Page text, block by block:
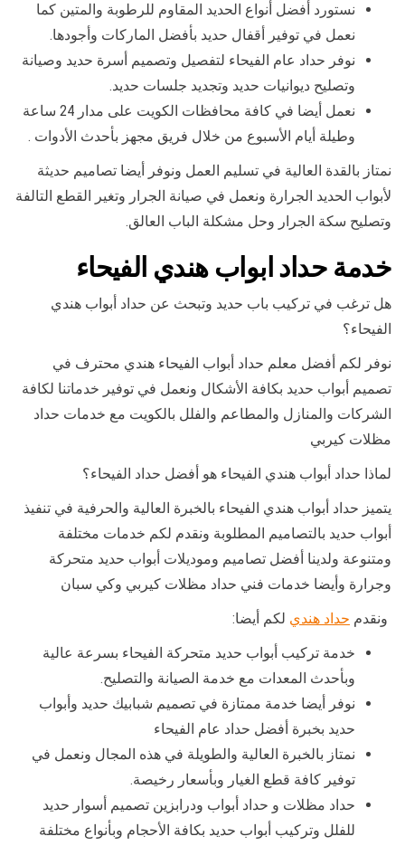
نستورد أفضل أنواع الحديد المقاوم للرطوبة والمتين كما
نعمل في توفير أقفال حديد بأفضل الماركات وأجودها.
نوفر حداد عام الفيحاء لتفصيل وتصميم أسرة حديد وصيانة
وتصليح ديوانيات حديد وتجديد جلسات حديد.
نعمل أيضا في كافة محافظات الكويت على مدار 24 ساعة
وطيلة أيام الأسبوع من خلال فريق مجهز بأحدث الأدوات .
نمتاز بالقدة العالية في تسليم العمل ونوفر أيضا تصاميم حديثة
لأبواب الحديد الجرارة ونعمل في صيانة الجرار وتغير القطع التالفة
وتصليح سكة الجرار وحل مشكلة الباب العالق.
خدمة حداد ابواب هندي الفيحاء
هل ترغب في تركيب باب حديد وتبحث عن حداد أبواب هندي
الفيحاء؟
نوفر لكم أفضل معلم حداد أبواب الفيحاء هندي محترف في
تصميم أبواب حديد بكافة الأشكال ونعمل في توفير خدماتنا لكافة
الشركات والمنازل والمطاعم والفلل بالكويت مع خدمات حداد
مظلات كيربي
لماذا حداد أبواب هندي الفيحاء هو أفضل حداد الفيحاء؟
يتميز حداد أبواب هندي الفيحاء بالخبرة العالية والحرفية في تنفيذ
أبواب حديد بالتصاميم المطلوبة ونقدم لكم خدمات مختلفة
ومتنوعة ولدينا أفضل تصاميم وموديلات أبواب حديد متحركة
وجرارة وأيضا خدمات فني حداد مظلات كيربي وكي سبان
ونقدم حداد هندي لكم أيضا:
خدمة تركيب أبواب حديد متحركة الفيحاء بسرعة عالية
وبأحدث المعدات مع خدمة الصيانة والتصليح.
نوفر أيضا خدمة ممتازة في تصميم شبابيك حديد وأبواب
حديد بخبرة أفضل حداد عام الفيحاء
نمتاز بالخبرة العالية والطويلة في هذه المجال ونعمل في
توفير كافة قطع الغيار وبأسعار رخيصة.
حداد مظلات و حداد أبواب ودرابزين تصميم أسوار حديد
للفلل وتركيب أبواب حديد بكافة الأحجام وبأنواع مختلفة